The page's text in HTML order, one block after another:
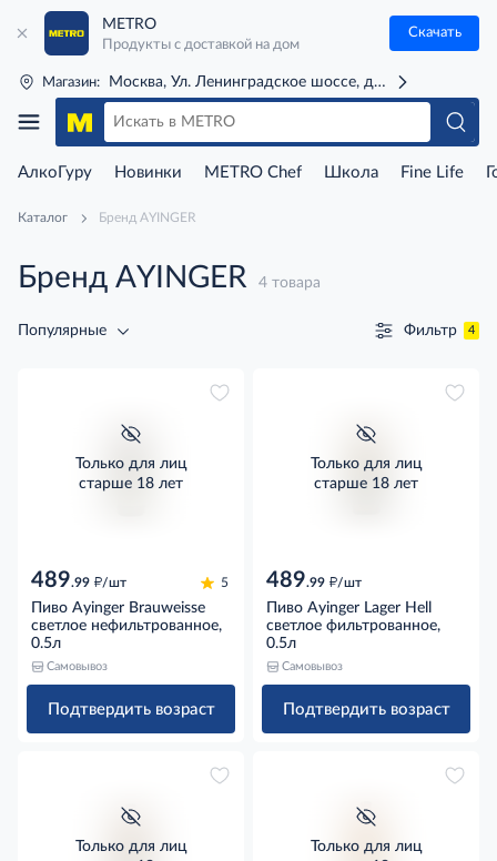
METRO
Продукты с доставкой на дом
Скачать
Магазин: Москва, Ул. Ленинградское шоссе, д. 71Г (м. Речной
АлкоГуру Новинки METRO Chef Школа Fine Life
Каталог Бренд AYINGER
Бренд AYINGER 4 товара
Популярные Фильтр 4
Только для лиц
старше 18 лет
489.99 д/шт 5
Пиво Ayinger Brauweisse
светлое нефильтрованное,
0.5л
Самовывоз
Подтвердить возраст
Только для лиц
старше 18 лет
489.99 д/шт
Пиво Ayinger Lager Hell
светлое фильтрованное,
0.5л
Самовывоз
Подтвердить возраст
Только для лиц
Только для лиц